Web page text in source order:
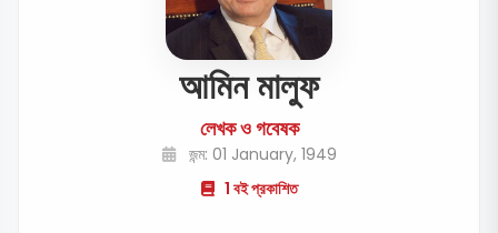
আমিন মালুফ
লেখক ও গবেষক
জন্ম: 01 January, 1949
1 বই প্রকাশিত